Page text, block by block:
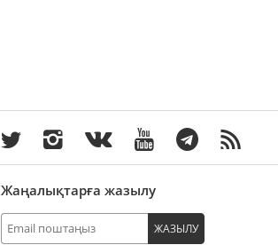
Жаңалықтарға жазылу
ЖАЗЫЛУ